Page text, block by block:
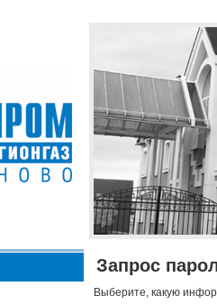
Запрос
Выберите, какую